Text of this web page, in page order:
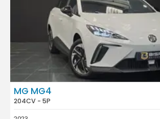
MG MG4
204CV - 5P